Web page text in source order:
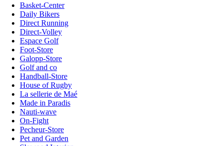
Basket-Center
Daily Bikers
Direct Running
Direct-Volley
Espace Golf
Foot-Store
Galopp-Store
Golf and co
Handball-Store
House of Rugby
La sellerie de Maé
Made in Paradis
Nauti-wave
On-Fight
Pecheur-Store
Pet and Garden